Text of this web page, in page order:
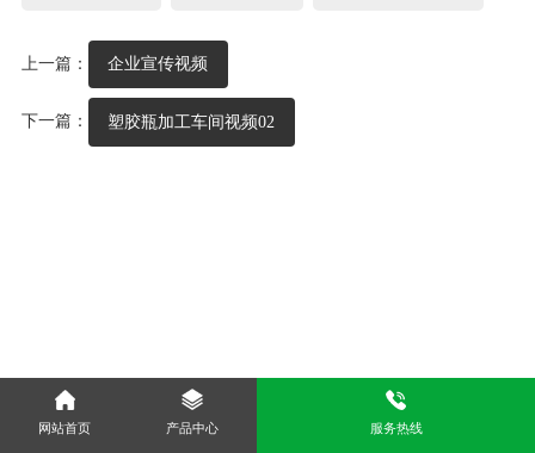
上一篇： 企业宣传视频
下一篇： 塑胶瓶加工车间视频02
网站首页 产品中心 服务热线